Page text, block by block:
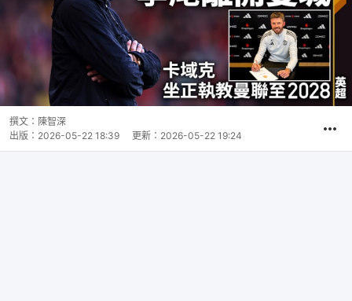
撰文： 陳智深
出版： 2026-05-22 18:39 更新： 2026-05-22 19:24